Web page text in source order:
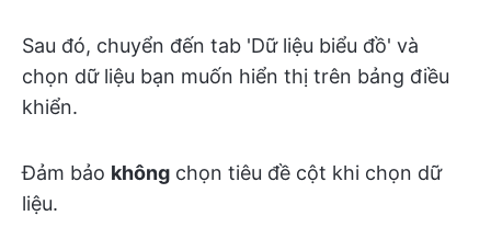
Sau đó, chuyển đến tab 'Dữ liệu biểu đồ' và
chọn dữ liệu bạn muốn hiển thị trên bảng điều
khiển.
Đảm bảo không chọn tiêu đề cột khi chọn dữ
liệu.